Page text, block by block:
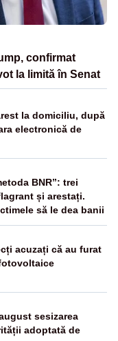
confirmat
la limită în Senat
la domiciliu, după
electronică de
BNR”: trei
și arestați.
să le dea banii
acuzați că au furat
sesizarea
adoptată de